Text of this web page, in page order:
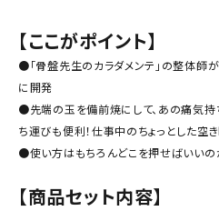
【ここがポイント】
●「骨盤先生のカラダメンテ」の整体師
に開発
●先端の玉を備前焼にして、あの痛気持
ち運びも便利！仕事中のちょっとした空
●使い方はもちろんどこを押せばいいの
【商品セット内容】